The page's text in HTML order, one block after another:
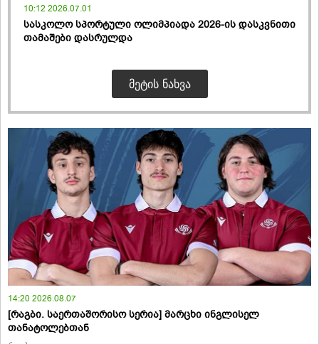
10:12 2026.07.01
სასკოლო სპორტული ოლიმპიადა 2026-ის დასკვნითი
თამაშები დასრულდა
ᲛᲔᲢᲘᲡ ᲜᲐᲮᲕᲐ
14:20 2026.08.07
[რაგბი. საერთაშორისო სერია] მარცხი ინგლისელ
თანატოლებთან